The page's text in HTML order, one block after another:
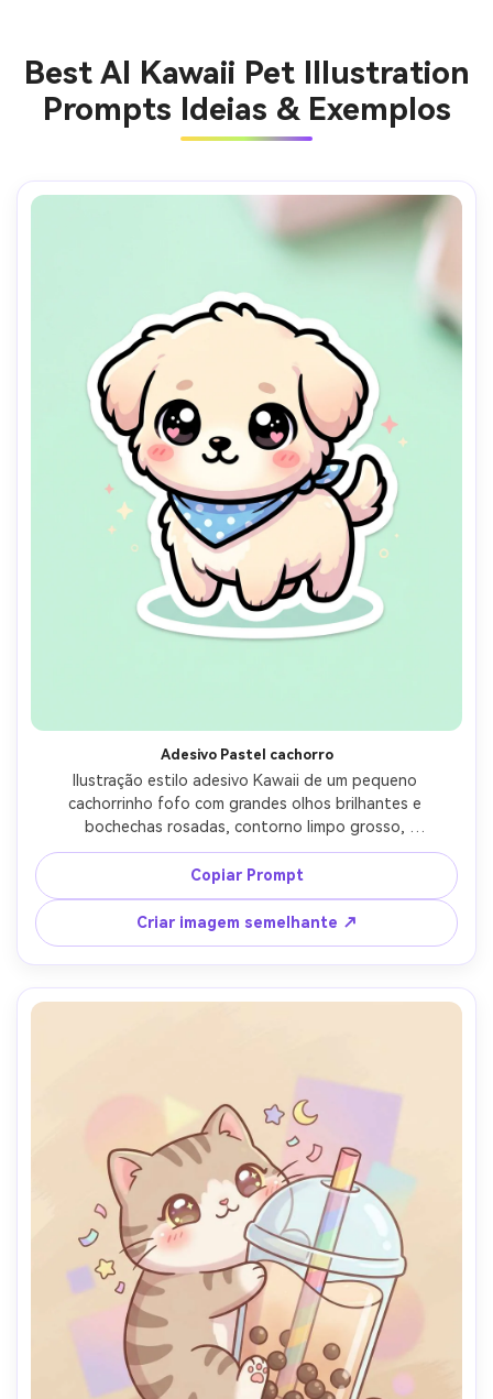
Best AI Kawaii Pet Illustration
Prompts Ideias & Exemplos
Adesivo Pastel cachorro
Ilustração estilo adesivo Kawaii de um pequeno
cachorrinho fofo com grandes olhos brilhantes e
bochechas rosadas, contorno limpo grosso,
sombreamento pastel macio, destaques do coração
pequeno, usando uma bandana de bolinhos, centrado em
um fundo de menta simples com brilhos sutis, humor fofo
e saudável, acabamento vetorial profissional, borda de
adesivo branco, lente de 85mm, profundidade de campo
rasa-AR 4:5
Copiar Prompt
Criar imagem semelhante ↗